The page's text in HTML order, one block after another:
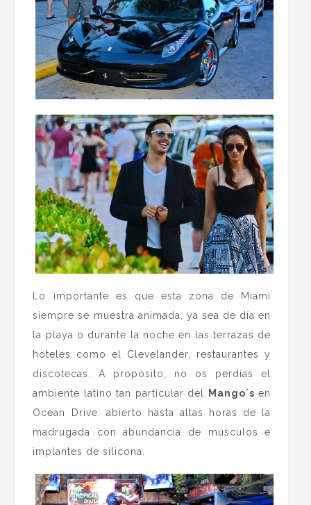
Lo importante es que esta zona de Miami
siempre se muestra animada, ya sea de día en
la playa o durante la noche en las terrazas de
hoteles como el Clevelander, restaurantes y
discotecas. A propósito, no os perdías el
ambiente latino tan particular del
Mango´s en
Ocean Drive: abierto hasta altas horas de la
madrugada con abundancia de músculos e
implantes de silicona.